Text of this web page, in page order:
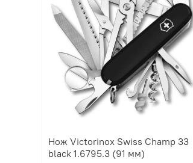
Нож Victorinox Swiss Champ 33
black 1.6795.3 (91 мм)